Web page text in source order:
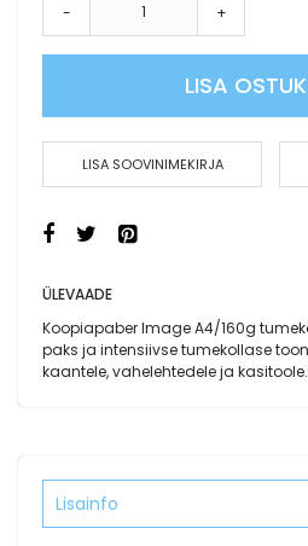
- +
LISA
LISA SOOVINIMEKIRJA
ÜLEVAADE
Koopiapaber Image A4/160g
paks ja intensiivse tumekollase
kaantele, vahelehtedele ja kasitoole.
Lisainfo